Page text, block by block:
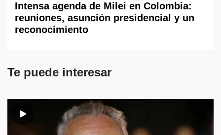
Intensa agenda de Milei en Colombia:
reuniones, asunción presidencial y un
reconocimiento
Te puede interesar